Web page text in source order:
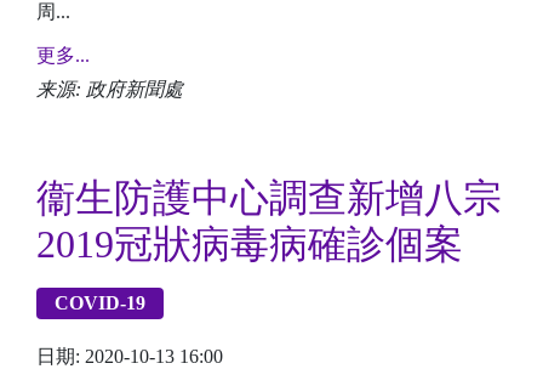
周...
更多...
来源: 政府新聞處
衞生防護中心調查新增八宗
2019冠狀病毒病確診個案
COVID-19
日期: 2020-10-13 16:00